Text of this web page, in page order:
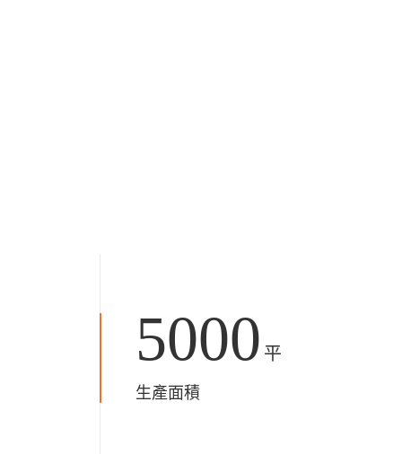
5000 平
生產面積